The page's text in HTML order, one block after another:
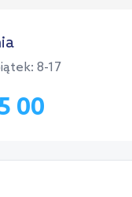
8-17
00